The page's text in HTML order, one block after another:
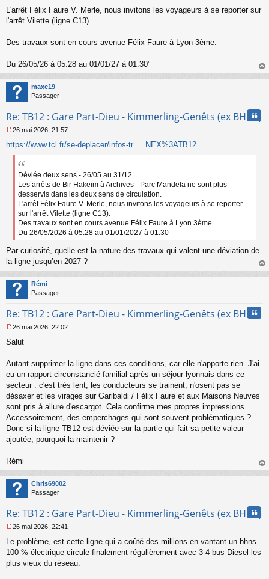
L'arrêt Félix Faure V. Merle, nous invitons les voyageurs à se reporter sur
l'arrêt Vilette (ligne C13).
Des travaux sont en cours avenue Félix Faure à Lyon 3ème.
Du 26/05/26 à 05:28 au 01/01/27 à 01:30"
au
maxc19
Passager
Re: TB12 : Gare Part-Dieu - Kimmerling-Genêts (ex BHNS)
e
s
26 mai 2026, 21:57
https://www.tcl.fr/se-deplacer/infos-tr ... NEX%3ATB12
Déviée deux sens - 26/05 au 31/12
Les arrêts de Bir Hakeim à Archives - Parc Mandela ne sont plus
desservis dans les deux sens de circulation.
L'arrêt Félix Faure V. Merle, nous invitons les voyageurs à se reporter
sur l'arrêt Vilette (ligne C13).
Des travaux sont en cours avenue Félix Faure à Lyon 3ème.
Du 26/05/2026 à 05:28 au 01/01/2027 à 01:30
Par curiosité, quelle est la nature des travaux qui valent une déviation de
la ligne jusqu’en 2027 ?
au
Rémi
Passager
Re: TB12 : Gare Part-Dieu - Kimmerling-Genêts (ex BHNS)
e
s
g
e
n
o
n
u
26 mai 2026, 22:02
Salut
Autant supprimer la ligne dans ces conditions, car elle n'apporte rien. J'ai
eu un rapport circonstancié familial après un séjour lyonnais dans ce
secteur : c'est très lent, les conducteurs se trainent, n'osent pas se
désaxer et les virages sur Garibaldi / Félix Faure et aux Maisons Neuves
sont pris à allure d'escargot. Cela confirme mes propres impressions.
Accessoirement, des emperchages qui sont souvent problématiques ?
Donc si la ligne TB12 est déviée sur la partie qui fait sa petite valeur
ajoutée, pourquoi la maintenir ?
Rémi
au
Chris69002
Passager
Re: TB12 : Gare Part-Dieu - Kimmerling-Genêts (ex BHNS)
e
s
s
26 mai 2026, 22:41
Le problème, est cette ligne qui a coûté des millions en vantant un bhns
100 % électrique circule finalement régulièrement avec 3-4 bus Diesel les
plus vieux du réseau.